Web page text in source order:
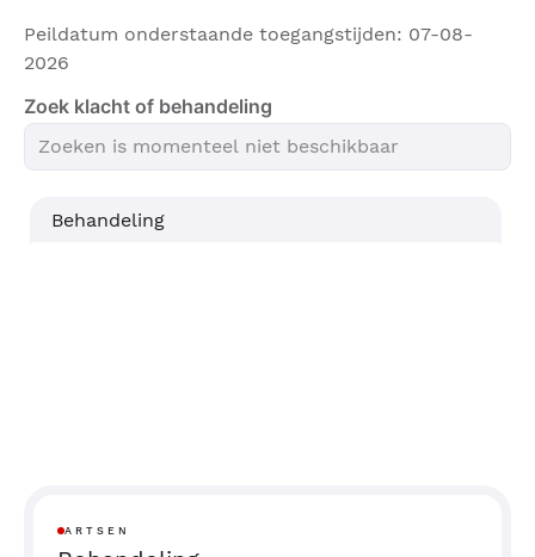
Peildatum onderstaande toegangstijden: 07-08-
2026
Zoek klacht of behandeling
Behandeling
ARTSEN